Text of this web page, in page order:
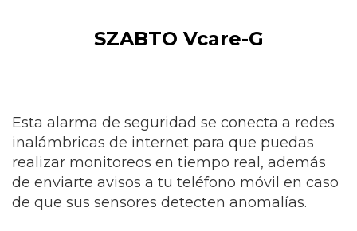
SZABTO Vcare-G
Esta alarma de seguridad se conecta a redes
inalámbricas de internet para que puedas
realizar monitoreos en tiempo real, además
de enviarte avisos a tu teléfono móvil en caso
de que sus sensores detecten anomalías.